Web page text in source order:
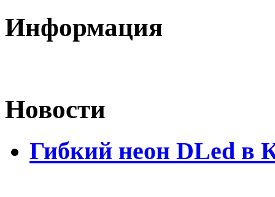
Информация
Новости
Гибкий неон DLed в